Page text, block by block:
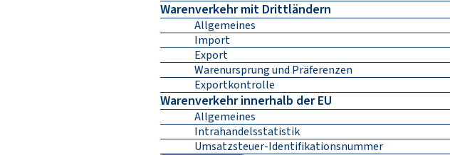
Warenverkehr mit Drittländern
Allgemeines
Import
Export
Warenursprung und Präferenzen
Exportkontrolle
Warenverkehr innerhalb der EU
Allgemeines
Intrahandelsstatistik
Umsatzsteuer-Identifikationsnummer